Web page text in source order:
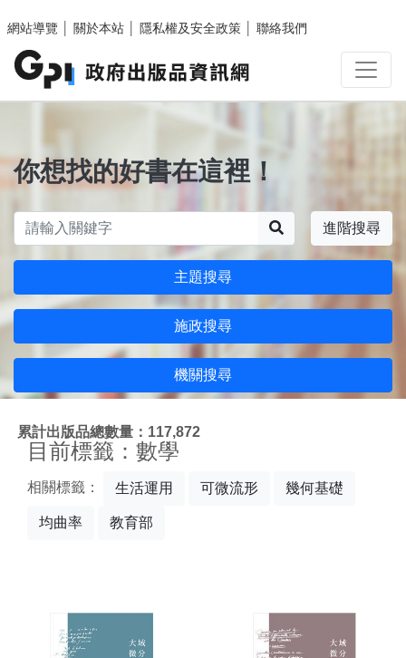
網站導覽
關於本站 隱私權及安全政策 聯絡我們
你想找的好書在這裡！
進階搜尋
主題搜尋
施政搜尋
機關搜尋
累計出版品總數量：117,872
目前標籤：數學
相關標籤： 生活運用 可微流形 幾何基礎
均曲率 教育部